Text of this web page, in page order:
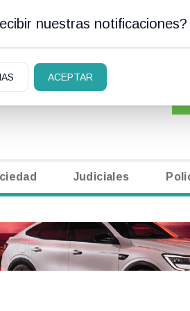
DE BARILOCHE
Judiciales
nuestras notificaciones?
ACEPTAR